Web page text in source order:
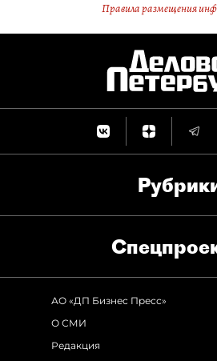
Правила размещения
АО «ДП Бизнес Пресс»
О СМИ
Редакция